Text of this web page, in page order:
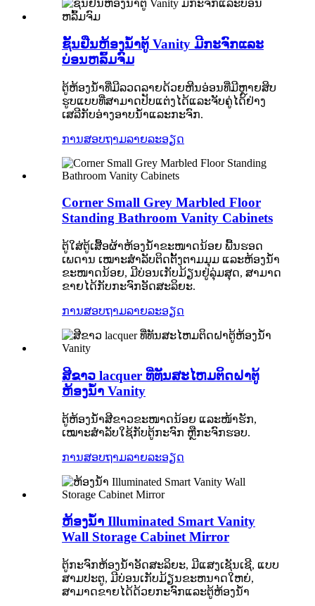
ຊັ້ນຢືນຫ້ອງນ້ໍາຕູ້ Vanity ມີກະຈົກແລະ
ບ່ອນຫລົ້ມຈົມ
ຕູ້ຫ້ອງນ້ໍາທີ່ມີລວດລາຍດ້ວຍຫີນອ່ອນທີ່ມີຫຼາຍສິບ
ຮູບແບບທີ່ສາມາດປັບແຕ່ງໄດ້ແລະຈັບຄູ່ໄດ້ຢ່າງ
ເສລີກັບອ່າງອາບນ້ໍາແລະກະຈົກ.
ການສອບຖາມລາຍລະອຽດ
Corner Small Grey Marbled Floor
Standing Bathroom Vanity Cabinets
ຕູ້ໃສ່ຕູ້ເສື້ອຜ້າຫ້ອງນ້ຳຂະໜາດນ້ອຍ ພື້ນຮອດ
ເພດານ ເໝາະສຳລັບຕິດຕັ້ງຕາມມຸມ ແລະຫ້ອງນ້ຳ
ຂະໜາດນ້ອຍ, ມີບ່ອນເກັບມ້ຽນຢູ່ລຸ່ມສຸດ, ສາມາດ
ຂາຍໄດ້ກັບກະຈົກອັດສະລິຍະ.
ການສອບຖາມລາຍລະອຽດ
ສີຂາວ lacquer ທີ່ທັນສະໄຫມຕິດຝາຕູ້
ຫ້ອງນ້ໍາ Vanity
ຕູ້ຫ້ອງນ້ຳສີຂາວຂະໜາດນ້ອຍ ແລະໜ້າຮັກ,
ເໝາະສຳລັບໃຊ້ກັບຕູ້ກະຈົກ ຫຼືກະຈົກຮອບ.
ການສອບຖາມລາຍລະອຽດ
ຫ້ອງນ້ຳ Illuminated Smart Vanity
Wall Storage Cabinet Mirror
ຕູ້ກະຈົກຫ້ອງນ້ໍາອັດສະລິຍະ, ມີແສງເຊັນເຊີ, ແບບ
ສາມປະຕູ, ມີບ່ອນເກັບມ້ຽນຂະຫນາດໃຫຍ່,
ສາມາດຂາຍໄດ້ດ້ວຍກະຈົກແລະຕູ້ຫ້ອງນ້ໍາ